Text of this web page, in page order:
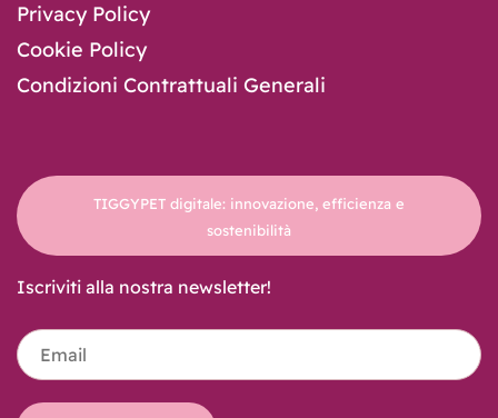
Privacy Policy
Cookie Policy
Condizioni Contrattuali Generali
TIGGYPET digitale: innovazione, efficienza e
sostenibilità
Iscriviti alla nostra newsletter!